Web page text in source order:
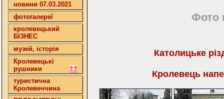
новини 07.03.2021
фотогалереї
кролевецький
БІЗНЕС
музей, історія
Кролевецькі
рушники
туристична
Кролевеччина
Фото
Католицьке
Кролевець